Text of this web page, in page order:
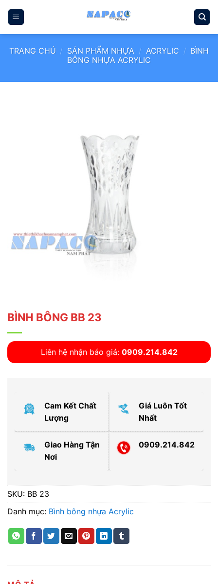
qua
TRANG CHỦ / SẢN PHẨM NHỰA / ACRYLIC / BÌNH
BÔNG NHỰA ACRYLIC
BÌNH BÔNG BB 23
Liên hệ nhận báo giá: 0909.214.842
Cam Kết Chất
Lượng
Giá Luôn Tốt
Nhất
Giao Hàng Tận
Nơi
0909.214.842
SKU: BB 23
Danh mục: Bình bông nhựa Acrylic